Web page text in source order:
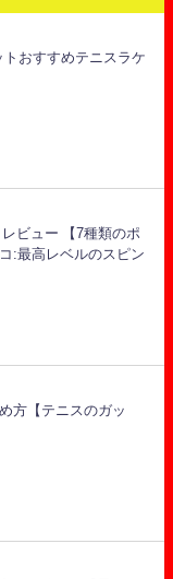
おすすめテニスラケ
ビュー 【7種類のポ
:最高レベルのスピン
方【テニスのガッ